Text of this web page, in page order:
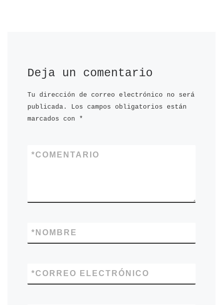
Deja un comentario
Tu dirección de correo electrónico no será
publicada.
Los campos obligatorios están
marcados con *
COMENTARIO
*
NOMBRE
*
CORREO ELECTRÓNICO
*